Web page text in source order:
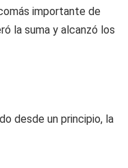
importante de
la suma y alcanzó los
desde un principio, la